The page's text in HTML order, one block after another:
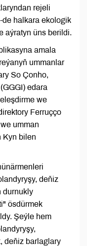
rejeli
halkara ekologik
aýratyn üns berildi.
amala
ummanlar
So Çonho,
edara
we
Ferruçço
umman
Kyn bilen
deňiz
durnukly
ösdürmek
Şeýle hem
deňiz barlaglary